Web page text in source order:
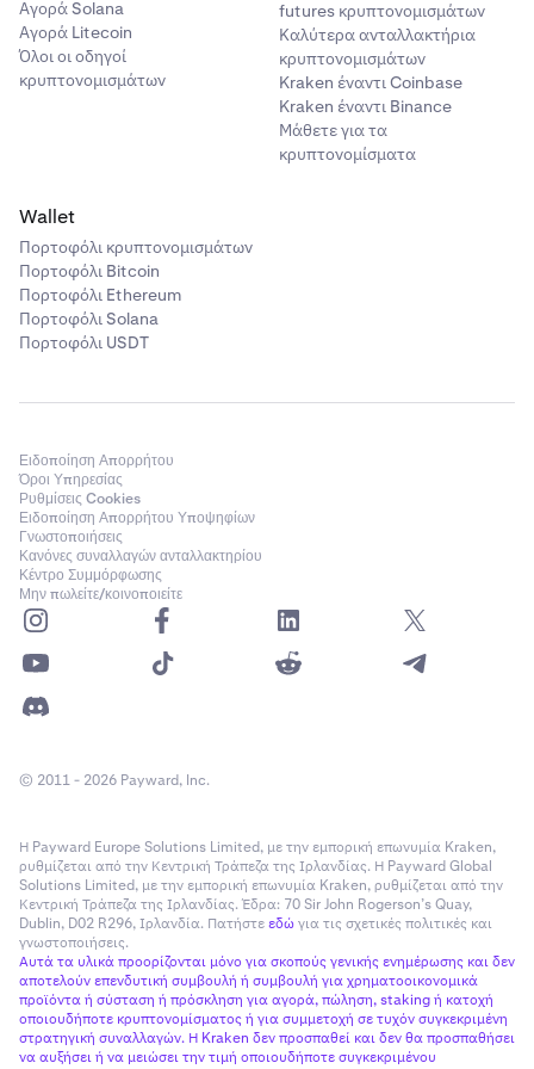
Αγορά Solana
Αγορά Litecoin
Όλοι οι οδηγοί
κρυπτονομισμάτων
futures κρυπτονομισμάτων
Καλύτερα ανταλλακτήρια
κρυπτονομισμάτων
Kraken έναντι Coinbase
Kraken έναντι Binance
Μάθετε για τα
κρυπτονομίσματα
Wallet
Πορτοφόλι κρυπτονομισμάτων
Πορτοφόλι Bitcoin
Πορτοφόλι Ethereum
Πορτοφόλι Solana
Πορτοφόλι USDT
Ειδοποίηση Απορρήτου
Όροι Υπηρεσίας
Ρυθμίσεις Cookies
Ειδοποίηση Απορρήτου Υποψηφίων
Γνωστοποιήσεις
Κανόνες συναλλαγών ανταλλακτηρίου
Κέντρο Συμμόρφωσης
Μην πωλείτε/κοινοποιείτε
© 2011 - 2026 Payward, Inc.
Η Payward Europe Solutions Limited, με την εμπορική επωνυμία Kraken,
ρυθμίζεται από την Κεντρική Τράπεζα της Ιρλανδίας. Η Payward Global
Solutions Limited, με την εμπορική επωνυμία Kraken, ρυθμίζεται από την
Κεντρική Τράπεζα της Ιρλανδίας. Έδρα: 70 Sir John Rogerson’s Quay,
Dublin, D02 R296, Ιρλανδία. Πατήστεεδώγια τις σχετικές πολιτικές και
γνωστοποιήσεις.
Αυτά τα υλικά προορίζονται μόνο για σκοπούς γενικής ενημέρωσης και δεν
αποτελούν επενδυτική συμβουλή ή συμβουλή για χρηματοοικονομικά
προϊόντα ή σύσταση ή πρόσκληση για αγορά, πώληση, staking ή κατοχή
οποιουδήποτε κρυπτονομίσματος ή για συμμετοχή σε τυχόν συγκεκριμένη
στρατηγική συναλλαγών. Η Kraken δεν προσπαθεί και δεν θα προσπαθήσει
να αυξήσει ή να μειώσει την τιμή οποιουδήποτε συγκεκριμένου